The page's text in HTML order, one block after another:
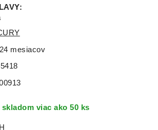
:
24 mesiacov
skladom viac ako 50 ks